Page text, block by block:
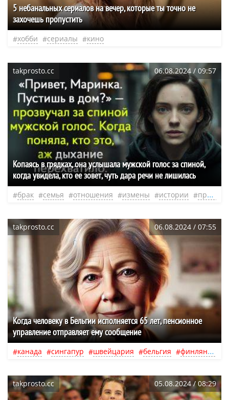
5 небанальных сериалов на вечер, которые ты точно не
захочешь пропустить
хобби сериалы кино
takprosto.cc 06.08.2024 / 09:57
Копаясь в грядках, она услышала мужской голос за спиной,
когда увидела, кто ее зовет, чуть дара речи не лишилась
брак семья отношения измены истории предательство
takprosto.cc 06.08.2024 / 07:55
Когда человеку в Бельгии исполняется 65 лет, пенсионное
управление отправляет ему сообщение
канада сингапур швейцария бельгия финляндия
takprosto.cc 05.08.2024 / 08:29